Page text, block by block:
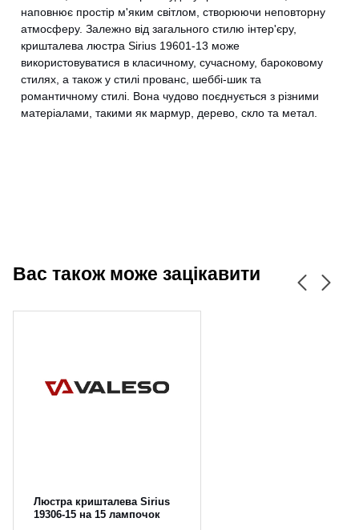
наповнює простір м'яким світлом, створюючи неповторну
атмосферу. Залежно від загального стилю інтер'єру,
кришталева люстра Sirius 19601-13 може
використовуватися в класичному, сучасному, бароковому
стилях, а також у стилі прованс, шеббі-шик та
романтичному стилі. Вона чудово поєднується з різними
матеріалами, такими як мармур, дерево, скло та метал.
Вас також може зацікавити
Люстра кришталева Sirius
19306-15 на 15 лампочок
OK
CANCEL